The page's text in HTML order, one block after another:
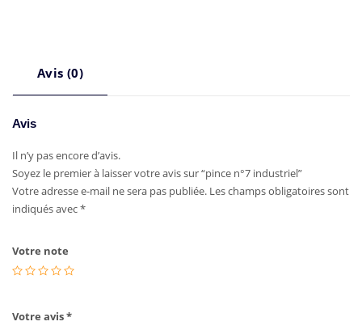
Avis (0)
Avis
Il n’y pas encore d’avis.
Soyez le premier à laisser votre avis sur “pince n°7 industriel”
Votre adresse e-mail ne sera pas publiée. Les champs obligatoires sont
indiqués avec*
Votre note
Votre avis*